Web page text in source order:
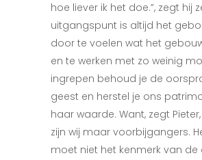
hoe liever ik het doe.”, zegt hij
uitgangspunt is altijd het
door te voelen wat het
en te werken met zo weinig
ingrepen behoud je de
geest en herstel je ons
haar waarde. Want, zegt
zijn wij maar voorbijgangers.
moet niet het kenmerk van de